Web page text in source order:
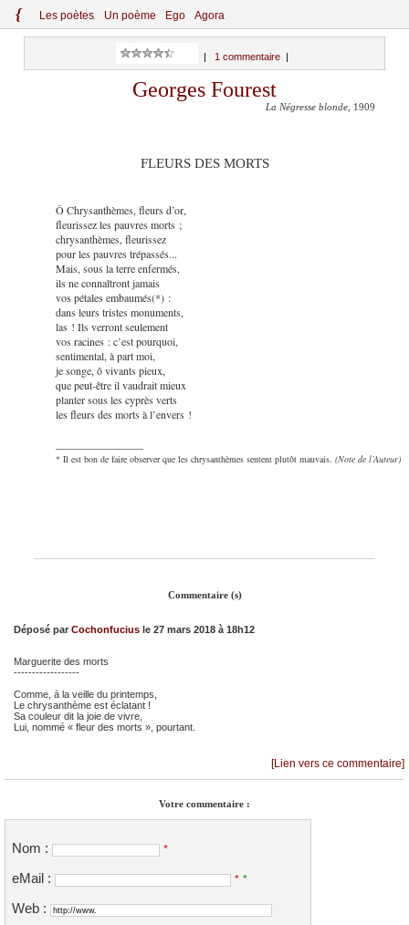
{ Les poètes Un poème Ego Agora
1 commentaire|
Georges Fourest
La Négresse blonde , 1909
FLEURS DES MORTS
Ô Chrysanthèmes, fleurs d’or,
fleurissez les pauvres morts ;
chrysanthèmes, fleurissez
pour les pauvres trépassés...
Mais, sous la terre enfermés,
ils ne connaîtront jamais
vos pétales embaumés(*) :
dans leurs tristes monuments,
las ! Ils verront seulement
vos racines : c’est pourquoi,
sentimental, à part moi,
je songe, ô vivants pieux,
que peut-être il vaudrait mieux
planter sous les cyprès verts
les fleurs des morts à l’envers !
* Il est bon de faire observer que les chrysanthèmes sentent plutôt mauvais. (Note de l’Auteur)
Commentaire (s)
Déposé par Cochonfucius le 27 mars 2018 à 18h12
Marguerite des morts
------------------
Comme, à la veille du printemps,
Le chrysanthème est éclatant !
Sa couleur dit la joie de vivre,
Lui, nommé « fleur des morts », pourtant.
[Lien vers ce commentaire]
Votre commentaire :
Nom : *
eMail : * *
Web :